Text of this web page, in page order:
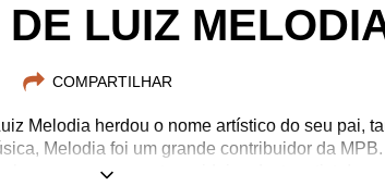
LUIZ
COMPARTILHAR
Melodia herdou o nome artístico do seu pai,
Melodia foi um grande contribuidor da
os pensamentos e ideias deste artista!